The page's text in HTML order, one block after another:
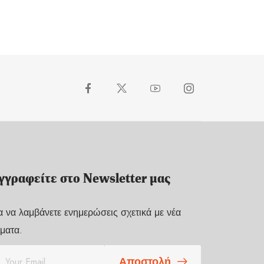
στο Newsletter μας
να λαμβάνετε ενημερώσεις σχετικά με νέα